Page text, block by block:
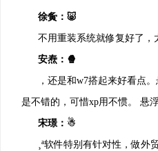
徐夤：🐷
不用重装系统就修复好了，
安焘：🍿
，还是和w7搭起来好看点。
是不错的，可惜xp用不惯。 悬
宋璟：☃
¸ª软件特别有针对性，做外贸